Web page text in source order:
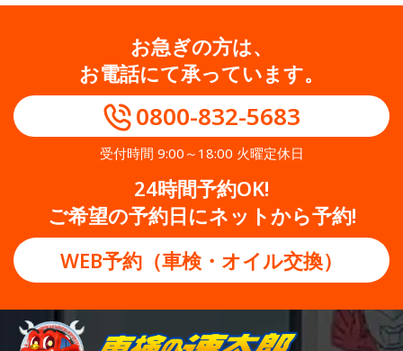
お急ぎの方は、
お電話にて承っています。
0800-832-5683
受付時間 9:00～18:00 火曜定休日
24時間予約OK!
ご希望の予約日にネットから予約!
WEB予約（車検・オイル交換）